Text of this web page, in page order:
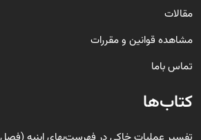
مقالات
مشاهده قوانین و مقررات
تماس باما
کتاب‌ها